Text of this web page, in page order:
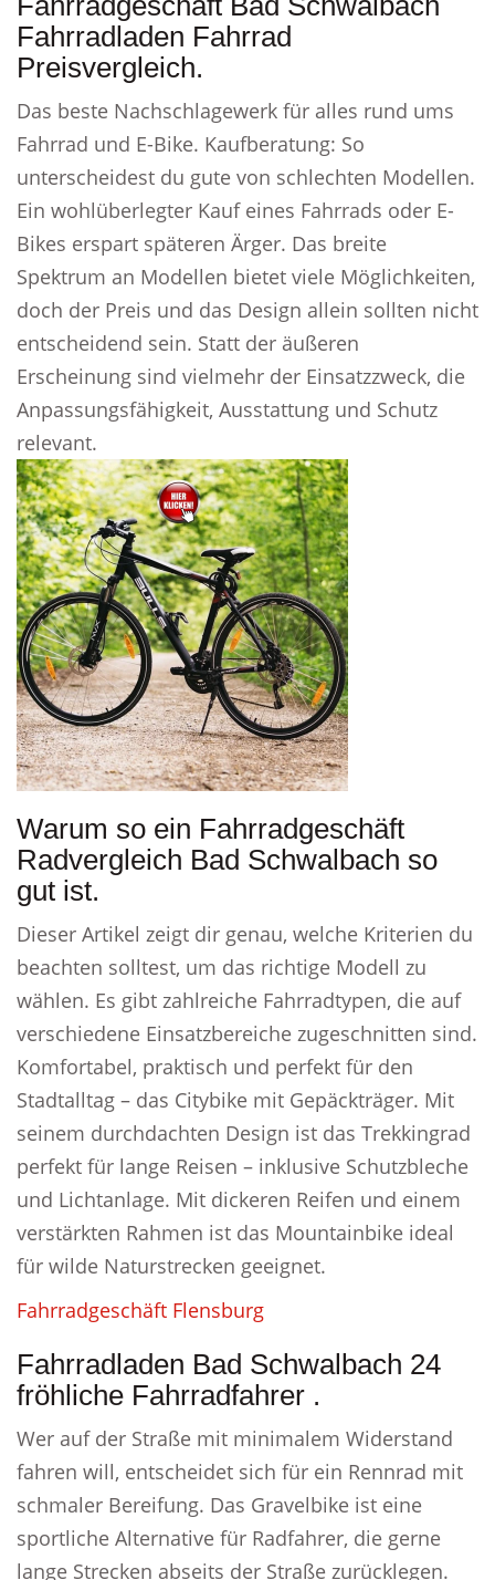
Fahrradladen Fahrrad
Preisvergleich.
Das beste Nachschlagewerk für alles rund ums
Fahrrad und E-Bike. Kaufberatung: So
unterscheidest du gute von schlechten Modellen.
Ein wohlüberlegter Kauf eines Fahrrads oder E-
Bikes erspart späteren Ärger. Das breite
Spektrum an Modellen bietet viele Möglichkeiten,
doch der Preis und das Design allein sollten nicht
entscheidend sein. Statt der äußeren
Erscheinung sind vielmehr der Einsatzzweck, die
Anpassungsfähigkeit, Ausstattung und Schutz
relevant.
Warum so ein Fahrradgeschäft
Radvergleich Bad Schwalbach so
gut ist.
Dieser Artikel zeigt dir genau, welche Kriterien du
beachten solltest, um das richtige Modell zu
wählen. Es gibt zahlreiche Fahrradtypen, die auf
verschiedene Einsatzbereiche zugeschnitten sind.
Komfortabel, praktisch und perfekt für den
Stadtalltag – das Citybike mit Gepäckträger. Mit
seinem durchdachten Design ist das Trekkingrad
perfekt für lange Reisen – inklusive Schutzbleche
und Lichtanlage. Mit dickeren Reifen und einem
verstärkten Rahmen ist das Mountainbike ideal
für wilde Naturstrecken geeignet.
Fahrradgeschäft Flensburg
Fahrradladen Bad Schwalbach 24
fröhliche Fahrradfahrer .
Wer auf der Straße mit minimalem Widerstand
fahren will, entscheidet sich für ein Rennrad mit
schmaler Bereifung. Das Gravelbike ist eine
sportliche Alternative für Radfahrer, die gerne
lange Strecken abseits der Straße zurücklegen.